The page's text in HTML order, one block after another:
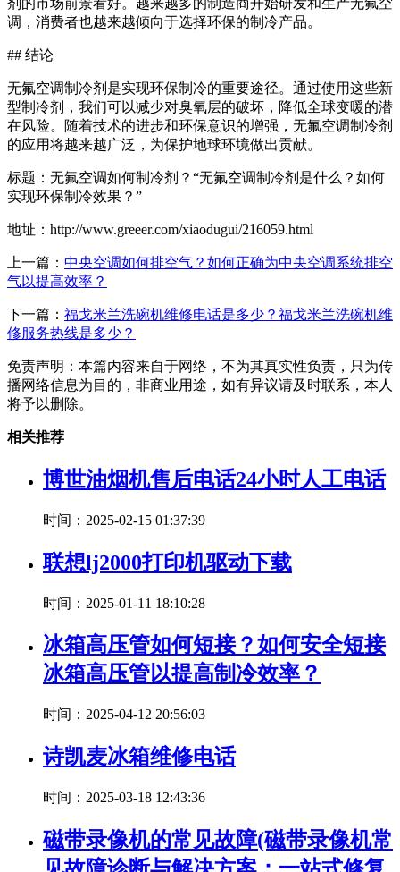
调，消费者也越来越倾向于选择环保的制冷产品。
## 结论
无氟空调制冷剂是实现环保制冷的重要途径。通过使用这些新
型制冷剂，我们可以减少对臭氧层的破坏，降低全球变暖的潜
在风险。随着技术的进步和环保意识的增强，无氟空调制冷剂
的应用将越来越广泛，为保护地球环境做出贡献。
标题：无氟空调如何制冷剂？“无氟空调制冷剂是什么？如何
实现环保制冷效果？”
地址：http://www.greeer.com/xiaodugui/216059.html
上一篇： 中央空调如何排空气？如何正确为中央空调系统排空
气以提高效率？
下一篇： 福戈米兰洗碗机维修电话是多少？福戈米兰洗碗机维
修服务热线是多少？
免责声明：本篇内容来自于网络，不为其真实性负责，只为传
播网络信息为目的，非商业用途，如有异议请及时联系，本人
将予以删除。
相关推荐
博世油烟机售后电话24小时人工电话
时间：2025-02-15 01:37:39
联想lj2000打印机驱动下载
时间：2025-01-11 18:10:28
冰箱高压管如何短接？如何安全短接
冰箱高压管以提高制冷效率？
时间：2025-04-12 20:56:03
诗凯麦冰箱维修电话
时间：2025-03-18 12:43:36
磁带录像机的常见故障(磁带录像机常